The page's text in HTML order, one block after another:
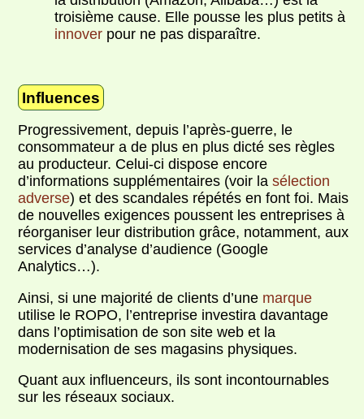
troisième cause. Elle pousse les plus petits à
innoverpour ne pas disparaître.
Influences
Progressivement, depuis l’après-guerre, le
consommateur a de plus en plus dicté ses règles
au producteur. Celui-ci dispose encore
d’informations supplémentaires (voir lasélection
adverse) et des scandales répétés en font foi. Mais
de nouvelles exigences poussent les entreprises à
réorganiser leur distribution grâce, notamment, aux
services d’analyse d’audience (Google
Analytics…).
Ainsi, si une majorité de clients d’une marque
utilise le ROPO, l’entreprise investira davantage
dans l’optimisation de son site web et la
modernisation de ses magasins physiques.
Quant aux influenceurs, ils sont incontournables
sur les réseaux sociaux.